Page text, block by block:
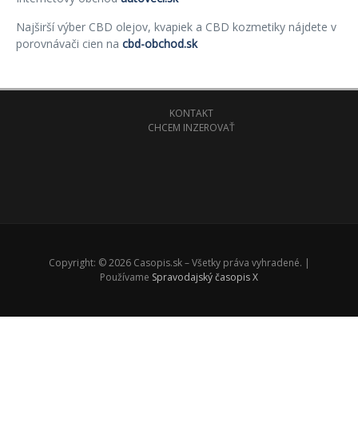
Najširší výber CBD olejov, kvapiek a CBD kozmetiky nájdete v
porovnávači cien na cbd-obchod.sk
KONTAKT
CHCEM INZEROVAŤ
Copyright: © 2026 Casopis.sk – Všetky práva vyhradené. |
Používame Spravodajský časopis X